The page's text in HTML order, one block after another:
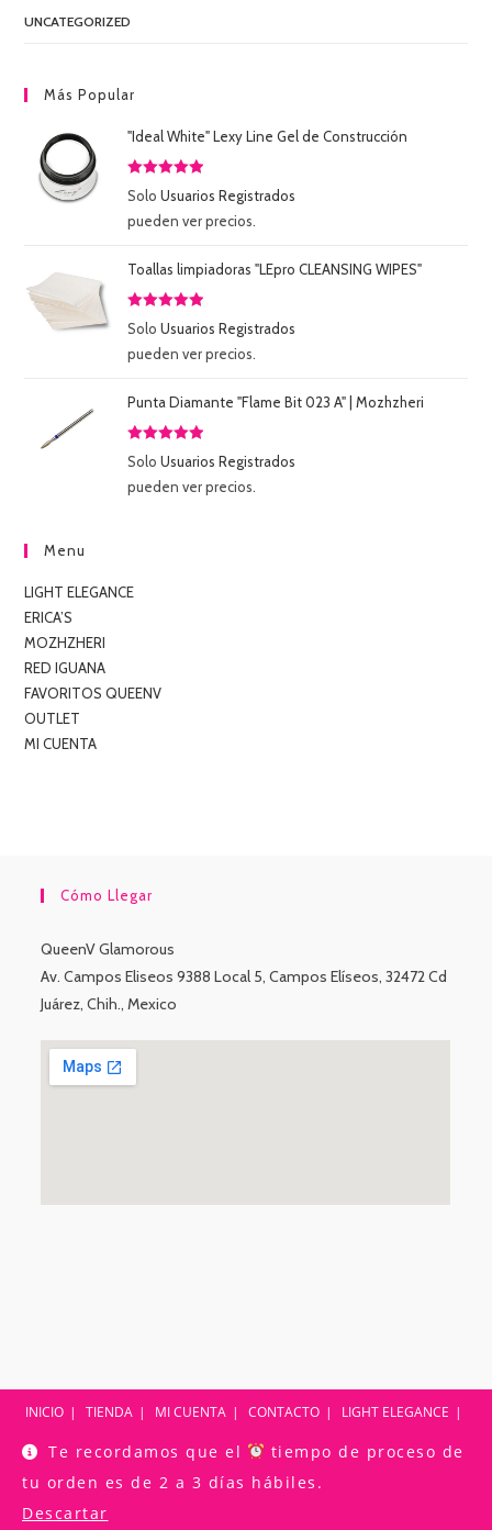
Te recordamos que el
tiempo de proceso de
tu orden es de 2 a 3 días hábiles.
Descartar
UNCATEGORIZED
Más Popular
"Ideal White" Lexy Line Gel de Construcción
Valorado
5
SoloUsuarios Registrados
pueden ver precios.
Toallas limpiadoras "LEpro CLEANSING WIPES"
Valorado
5
SoloUsuarios Registrados
pueden ver precios.
Punta Diamante "Flame Bit 023 A" | Mozhzheri
Valorado
5
SoloUsuarios Registrados
pueden ver precios.
Menu
LIGHT ELEGANCE
ERICA’S
MOZHZHERI
RED IGUANA
FAVORITOS QUEENV
OUTLET
MI CUENTA
Cómo Llegar
QueenV Glamorous
Av. Campos Eliseos 9388 Local 5, Campos Elíseos, 32472 Cd
Juárez, Chih., Mexico
INICIO TIENDA MI CUENTA CONTACTO
LIGHT ELEGANCE
Copyright [oceanwp_date]